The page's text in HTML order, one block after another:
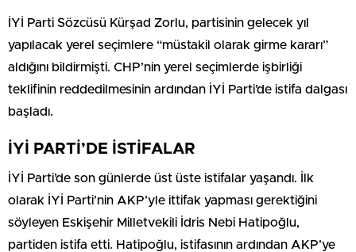
İYİ Parti Sözcüsü Kürşad Zorlu, partisinin gelecek yıl
yapılacak yerel seçimlere “müstakil olarak girme kararı”
aldığını bildirmişti. CHP’nin yerel seçimlerde işbirliği
teklifinin reddedilmesinin ardından İYİ Parti’de istifa dalgası
başladı.
İYİ PARTİ’DE İSTİFALAR
İYİ Parti’de son günlerde üst üste istifalar yaşandı. İlk
olarak İYİ Parti’nin AKP’yle ittifak yapması gerektiğini
söyleyen Eskişehir Milletvekili İdris Nebi Hatipoğlu,
partiden istifa etti. Hatipoğlu, istifasının ardından AKP’ye